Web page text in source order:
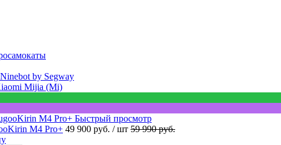
Ninebot by Segway
Mijia (Mi)
Быстрый просмотр
M4 Pro+ 49 900 руб. / шт 59 990 руб.